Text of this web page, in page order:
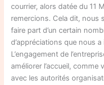
courrier, alors datée du 11
remercions. Cela dit, nous
faire part d’un certain
d’appréciations que nous
L’engagement de
améliorer l’accueil,
avec les autorités